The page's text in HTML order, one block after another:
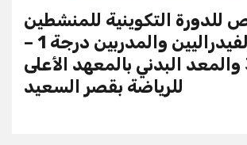
للدورة التكوينية للمنشطين
والمدربين الفيدراليين والمدربين درجة 1 –
2 – 3 والمعد البدني بالمعهد الأعلى
للرياضة بقصر السعيد